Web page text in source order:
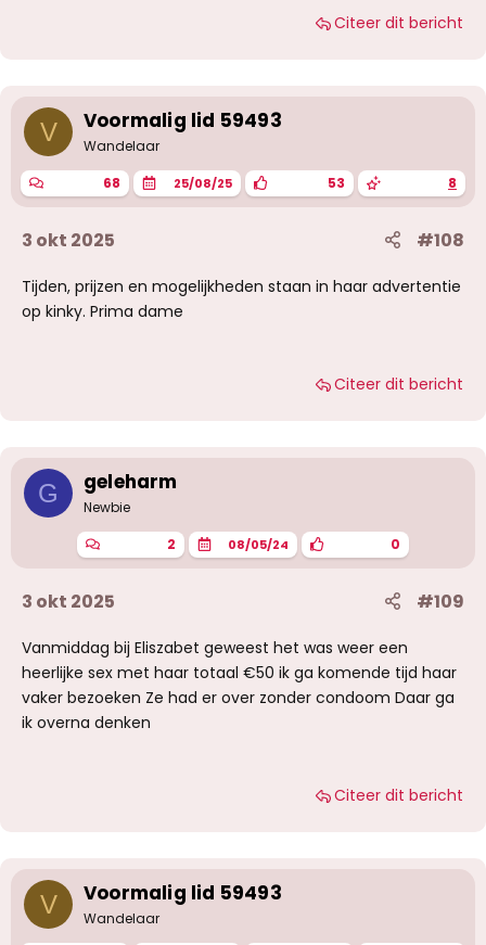
n
g
n
:
Citeer dit bericht
V Voormalig lid 59493
Wandelaar
68 25/08/25 53 8
3 okt 2025 #108
Tijden, prijzen en mogelijkheden staan in haar advertentie
op kinky. Prima dame
Citeer dit bericht
G geleharm
Newbie
2 08/05/24 0
3 okt 2025 #109
Vanmiddag bij Eliszabet geweest het was weer een
heerlijke sex met haar totaal €50 ik ga komende tijd haar
vaker bezoeken Ze had er over zonder condoom Daar ga
ik overna denken
Citeer dit bericht
V Voormalig lid 59493
Wandelaar